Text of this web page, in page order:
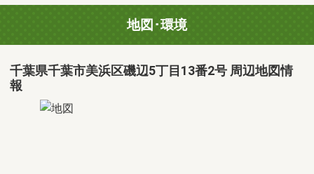
地図･環境
千葉県千葉市美浜区磯辺5丁目13番2号 周辺地図情
報